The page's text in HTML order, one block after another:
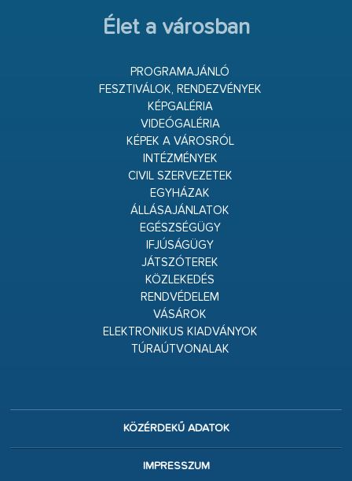
Élet a városban
PROGRAMAJÁNLÓ
FESZTIVÁLOK, RENDEZVÉNYEK
KÉPGALÉRIA
VIDEÓGALÉRIA
KÉPEK A VÁROSRÓL
INTÉZMÉNYEK
CIVIL SZERVEZETEK
EGYHÁZAK
ÁLLÁSAJÁNLATOK
EGÉSZSÉGÜGY
IFJÚSÁGÜGY
JÁTSZÓTEREK
KÖZLEKEDÉS
RENDVÉDELEM
VÁSÁROK
ELEKTRONIKUS KIADVÁNYOK
TÚRAÚTVONALAK
KÖZÉRDEKŰ ADATOK
IMPRESSZUM